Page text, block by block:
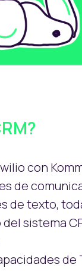
con
de
de texto,
sistema
de